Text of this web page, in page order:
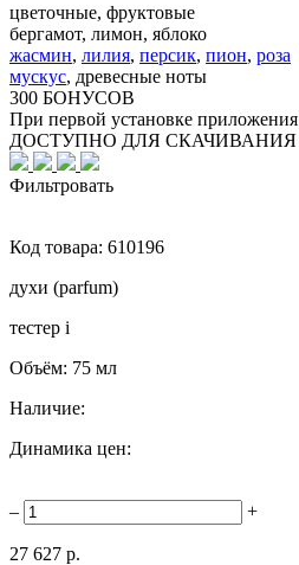
цветочные, фруктовые
бергамот, лимон, яблоко
жасмин, лилия, персик, пион, роза
мускус, древесные ноты
300 БОНУСОВ
При первой установке приложения
ДОСТУПНО ДЛЯ СКАЧИВАНИЯ
Фильтровать
Код товара: 610196
духи (parfum)
тестер i
Объём: 75 мл
Наличие:
Динамика цен:
– +
27 627 р.